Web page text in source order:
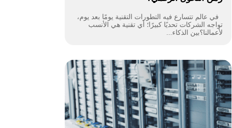
في عالم تتسارع فيه التطورات التقنية يومًا بعد يوم،
تواجه الشركات تحديًا كبيرًا؛ أي تقنية هي الأنسب
لأعمالنا؟بين الذكاء...